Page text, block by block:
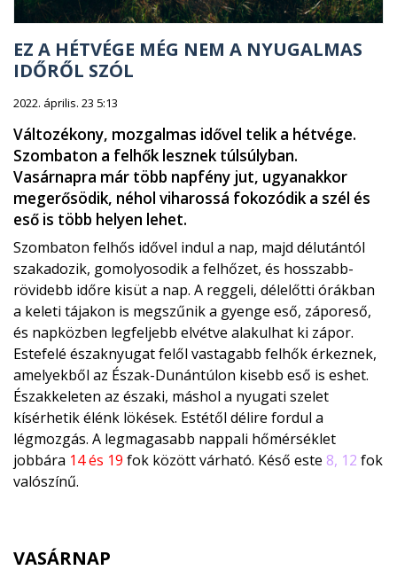
EZ A HÉTVÉGE MÉG NEM A NYUGALMAS
IDŐRŐL SZÓL
2022. április. 23 5:13
Változékony, mozgalmas idővel telik a hétvége.
Szombaton a felhők lesznek túlsúlyban.
Vasárnapra már több napfény jut, ugyanakkor
megerősödik, néhol viharossá fokozódik a szél és
eső is több helyen lehet.
Szombaton felhős idővel indul a nap, majd délutántól
szakadozik, gomolyosodik a felhőzet, és hosszabb-
rövidebb időre kisüt a nap. A reggeli, délelőtti órákban
a keleti tájakon is megszűnik a gyenge eső, záporeső,
és napközben legfeljebb elvétve alakulhat ki zápor.
Estefelé északnyugat felől vastagabb felhők érkeznek,
amelyekből az Észak-Dunántúlon kisebb eső is eshet.
Északkeleten az északi, máshol a nyugati szelet
kísérhetik élénk lökések. Estétől délire fordul a
légmozgás. A legmagasabb nappali hőmérséklet
jobbára 14 és 19 fok között várható. Késő este 8, 12 fok
valószínű.
VASÁRNAP